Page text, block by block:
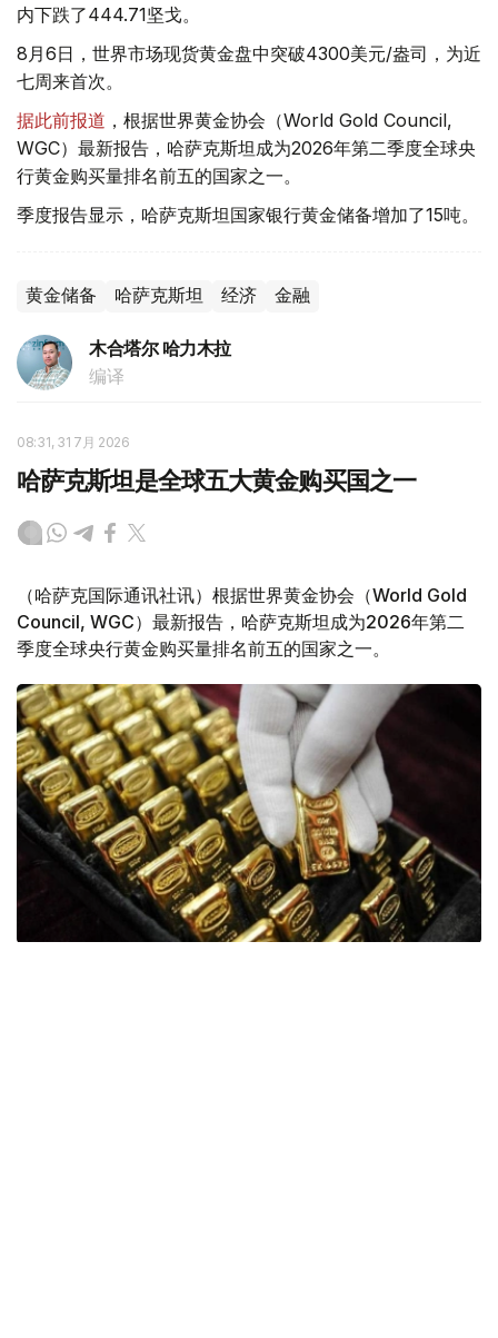
内下跌了444.71坚戈。
8月6日，世界市场现货黄金盘中突破4300美元/盎司，为近
七周来首次。
据此前报道 ，根据世界黄金协会（World Gold Council,
WGC）最新报告，哈萨克斯坦成为2026年第二季度全球央
行黄金购买量排名前五的国家之一。
季度报告显示，哈萨克斯坦国家银行黄金储备增加了15吨。
黄金储备 哈萨克斯坦 经济 金融
木合塔尔 哈力木拉
编译
08:31, 31 7月 2026
哈萨克斯坦是全球五大黄金购买国之一
（哈萨克国际通讯社讯）根据世界黄金协会（World Gold
Council, WGC）最新报告，哈萨克斯坦成为2026年第二
季度全球央行黄金购买量排名前五的国家之一。